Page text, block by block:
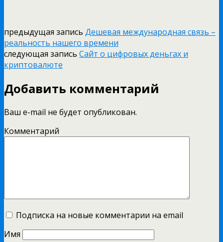
предыдущая запись Дешевая международная связь –
реальность нашего времени
следующая запись Сайт о цифровых деньгах и
криптовалюте
Добавить комментарий
Ваш e-mail не будет опубликован.
Комментарий
Подписка на новые комментарии на email
Имя